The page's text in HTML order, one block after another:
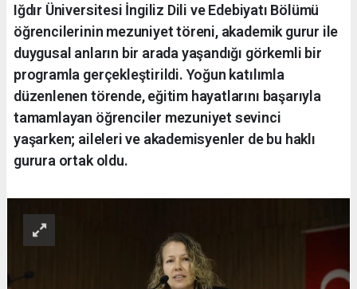
Iğdır Üniversitesi İngiliz Dili ve Edebiyatı Bölümü
öğrencilerinin mezuniyet töreni, akademik gurur ile
duygusal anların bir arada yaşandığı görkemli bir
programla gerçekleştirildi. Yoğun katılımla
düzenlenen törende, eğitim hayatlarını başarıyla
tamamlayan öğrenciler mezuniyet sevinci
yaşarken; aileleri ve akademisyenler de bu haklı
gurura ortak oldu.